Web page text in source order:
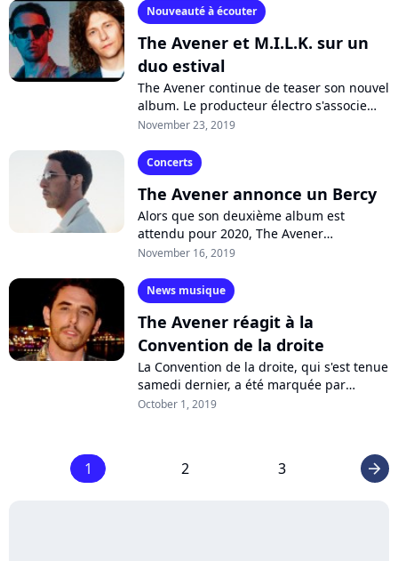
Nouveauté à écouter
The Avener et M.I.L.K. sur un
duo estival
The Avener continue de teaser son nouvel
album. Le producteur électro s'associe
avec le chanteur danois M.I.L.K. pour
Waterfall"....
November 23, 2019
Concerts
The Avener annonce un Bercy
Alors que son deuxième album est
attendu pour 2020, The Avener
s'attaquera aux Zénith l'année prochaine.
ses...
November 16, 2019
News musique
The Avener réagit à la
Convention de la droite
La Convention de la droite, qui s'est tenue
samedi dernier, a été marquée par
l'utilisation d'une chanson de The Avener
October 1, 2019
1 2 3 arrow_right